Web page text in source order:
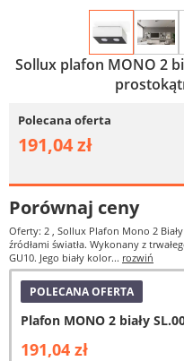
Sollux plafon MONO 2
Polecana oferta
191,04 zł
Porównaj ceny
Oferty: 2 , Sollux Plafon Mono 2
źródłami światła. Wykonany z
GU10. Jego biały kolor... rozwiń
POLECANA OFERTA
Plafon MONO 2 biały
191,04 zł